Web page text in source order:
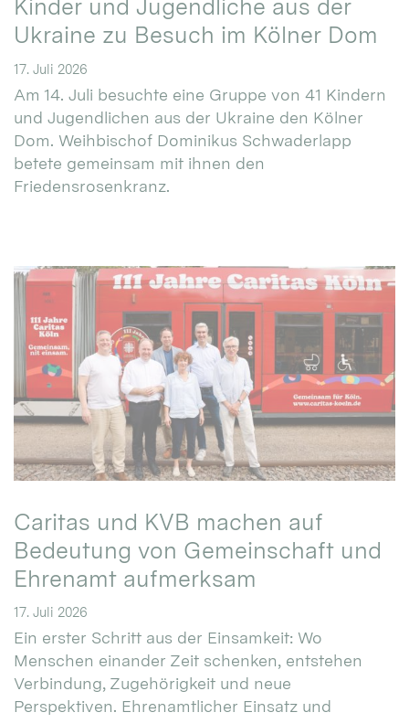
Kinder und Jugendliche aus der
Ukraine zu Besuch im Kölner Dom
17. Juli 2026
Am 14. Juli besuchte eine Gruppe von 41 Kindern
und Jugendlichen aus der Ukraine den Kölner
Dom. Weihbischof Dominikus Schwaderlapp
betete gemeinsam mit ihnen den
Friedensrosenkranz.
Caritas und KVB machen auf
Bedeutung von Gemeinschaft und
Ehrenamt aufmerksam
17. Juli 2026
Ein erster Schritt aus der Einsamkeit: Wo
Menschen einander Zeit schenken, entstehen
Verbindung, Zugehörigkeit und neue
Perspektiven. Ehrenamtlicher Einsatz und